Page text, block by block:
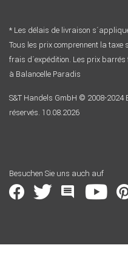
* Les délais de livraison
Tous les prix comprennent la
frais d´expédition. Les prix barrés
à Balancelle Paradis
S&T Handels GmbH © 2008-
réservés. 10.08.2026
Besuchen Sie uns auch auf